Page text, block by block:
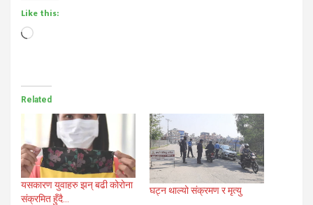
Like this:
Loading…
Related
यसकारण युवाहरु झन् बढी कोरोना
संक्रमित हुँदै…
घट्न थाल्यो संक्रमण र मृत्यु